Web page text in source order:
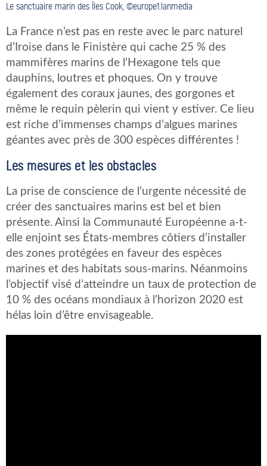
Le sanctuaire marin des Îles Cook, ©europe1.lanmedia
La France n’est pas en reste avec le parc naturel
d’Iroise dans le Finistère qui cache 25 % des
mammifères marins de l’Hexagone tels que
dauphins, loutres et phoques. On y trouve
également des coraux jaunes, des gorgones et
même le requin pèlerin qui vient y estiver. Ce lieu
est riche d’immenses champs d’algues marines
géantes avec près de 300 espèces différentes !
Les mesures et les obstacles
La prise de conscience de l’urgente nécessité de
créer des sanctuaires marins est bel et bien
présente. Ainsi la Communauté Européenne a-t-
elle enjoint ses États-membres côtiers d’installer
des zones protégées en faveur des espèces
marines et des habitats sous-marins. Néanmoins
l’objectif visé d’atteindre un taux de protection de
10 % des océans mondiaux à l’horizon 2020 est
hélas loin d’être envisageable.